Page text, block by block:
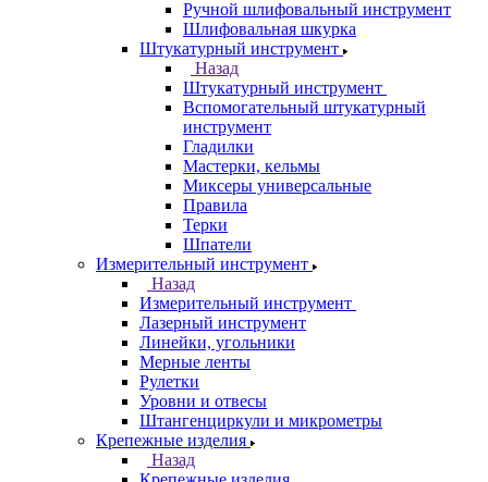
Ручной шлифовальный инструмент
Шлифовальная шкурка
Штукатурный инструмент
Назад
Штукатурный инструмент
Вспомогательный штукатурный
инструмент
Гладилки
Мастерки, кельмы
Миксеры универсальные
Правила
Терки
Шпатели
Измерительный инструмент
Назад
Измерительный инструмент
Лазерный инструмент
Линейки, угольники
Мерные ленты
Рулетки
Уровни и отвесы
Штангенциркули и микрометры
Крепежные изделия
Назад